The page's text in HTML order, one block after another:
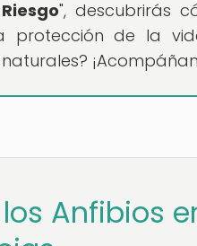
", descubrirás
protección de la
Anfibios